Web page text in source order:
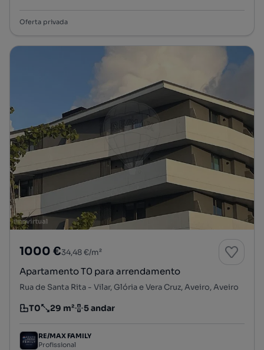
Oferta privada
1000 €34,48 €/m²
Apartamento T0 para arrendamento
Rua de Santa Rita - Vilar, Glória e Vera Cruz, Aveiro, Aveiro
Tipologia
T0
Preço por metro quadrado
29 m²
Andar 5 andar
RE/MAX FAMILY
Profissional